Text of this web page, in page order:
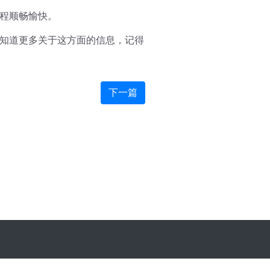
顺畅愉快。
道更多关于这方面的信息，记得
下一篇